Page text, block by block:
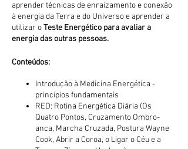
aprender técnicas de enraizamento e conexão
à energia da Terra e do Universo e aprender a
utilizar oTeste Energético para avaliar a
energia das outras pessoas.
Conteúdos:
Introdução à Medicina Energética -
princípios fundamentais
RED: Rotina Energética Diária (Os
Quatro Pontos​, Cruzamento Ombro-
anca, Marcha Cruzada, Postura Wayne
Cook, Abrir a Coroa, o Ligar o Céu e a